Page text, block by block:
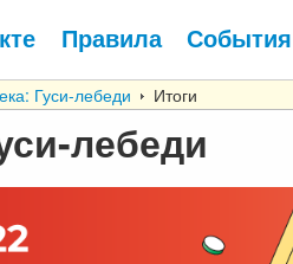
Правила События
Гуси-лебеди Итоги
лебеди